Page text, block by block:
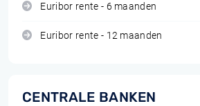
Euribor rente - 6 maanden
Euribor rente - 12 maanden
CENTRALE BANKEN